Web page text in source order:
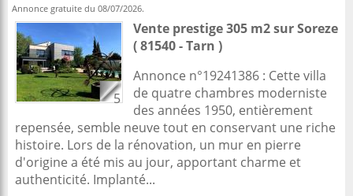
Annonce gratuite du 08/07/2026.
5
Vente prestige 305 m2surSoreze
( 81540 - Tarn )
Annonce n°19241386 : Cette villa
de quatre chambres moderniste
des années 1950, entièrement
repensée, semble neuve tout en conservant une riche
histoire. Lors de la rénovation, un mur en pierre
d'origine a été mis au jour, apportant charme et
authenticité. Implanté...